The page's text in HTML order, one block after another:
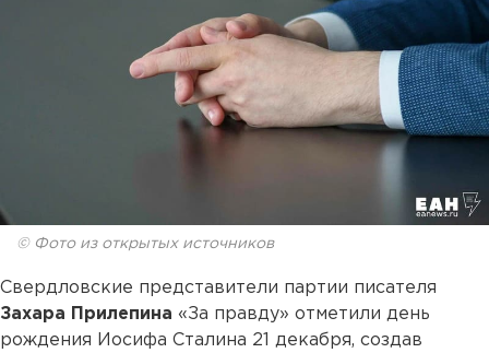
© Фото из открытых источников
Свердловские представители партии писателя
Захара Прилепина «За правду» отметили день
рождения Иосифа Сталина 21 декабря, создав